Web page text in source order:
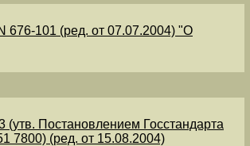
101 (ред. от 07.07.2004) "О
Постановлением Госстандарта
7800) (ред. от 15.08.2004)